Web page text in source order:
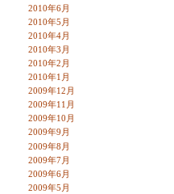
2010年6月
2010年5月
2010年4月
2010年3月
2010年2月
2010年1月
2009年12月
2009年11月
2009年10月
2009年9月
2009年8月
2009年7月
2009年6月
2009年5月